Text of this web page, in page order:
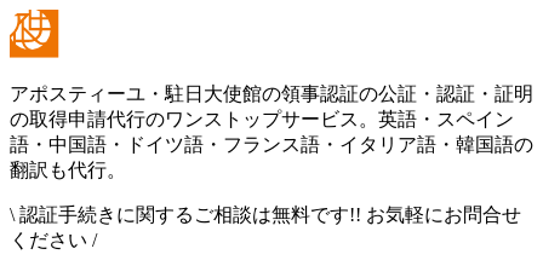
アポスティーユ・駐日大使館の領事認証の公証・認証・証明
の取得申請代行のワンストップサービス。英語・スペイン
語・中国語・ドイツ語・フランス語・イタリア語・韓国語の
翻訳も代行。
\ 認証手続きに関するご相談は無料です!! お気軽にお問合せ
ください /